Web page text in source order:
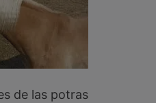
de las potras